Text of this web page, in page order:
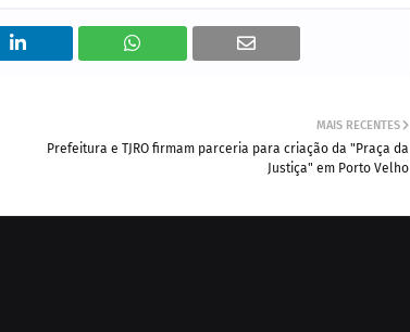
MAIS RECENTES
Prefeitura e TJRO firmam parceria para criação da "Praça da
Justiça" em Porto Velho